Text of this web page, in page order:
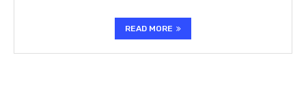
READ MORE